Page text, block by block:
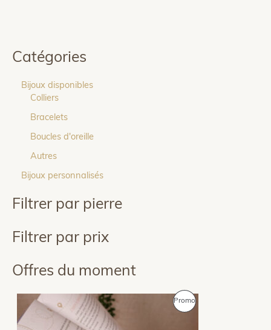
Catégories
Bijoux disponibles
Colliers
Bracelets
Boucles d'oreille
Autres
Bijoux personnalisés
Filtrer par pierre
Filtrer par prix
Offres du moment
PromoP